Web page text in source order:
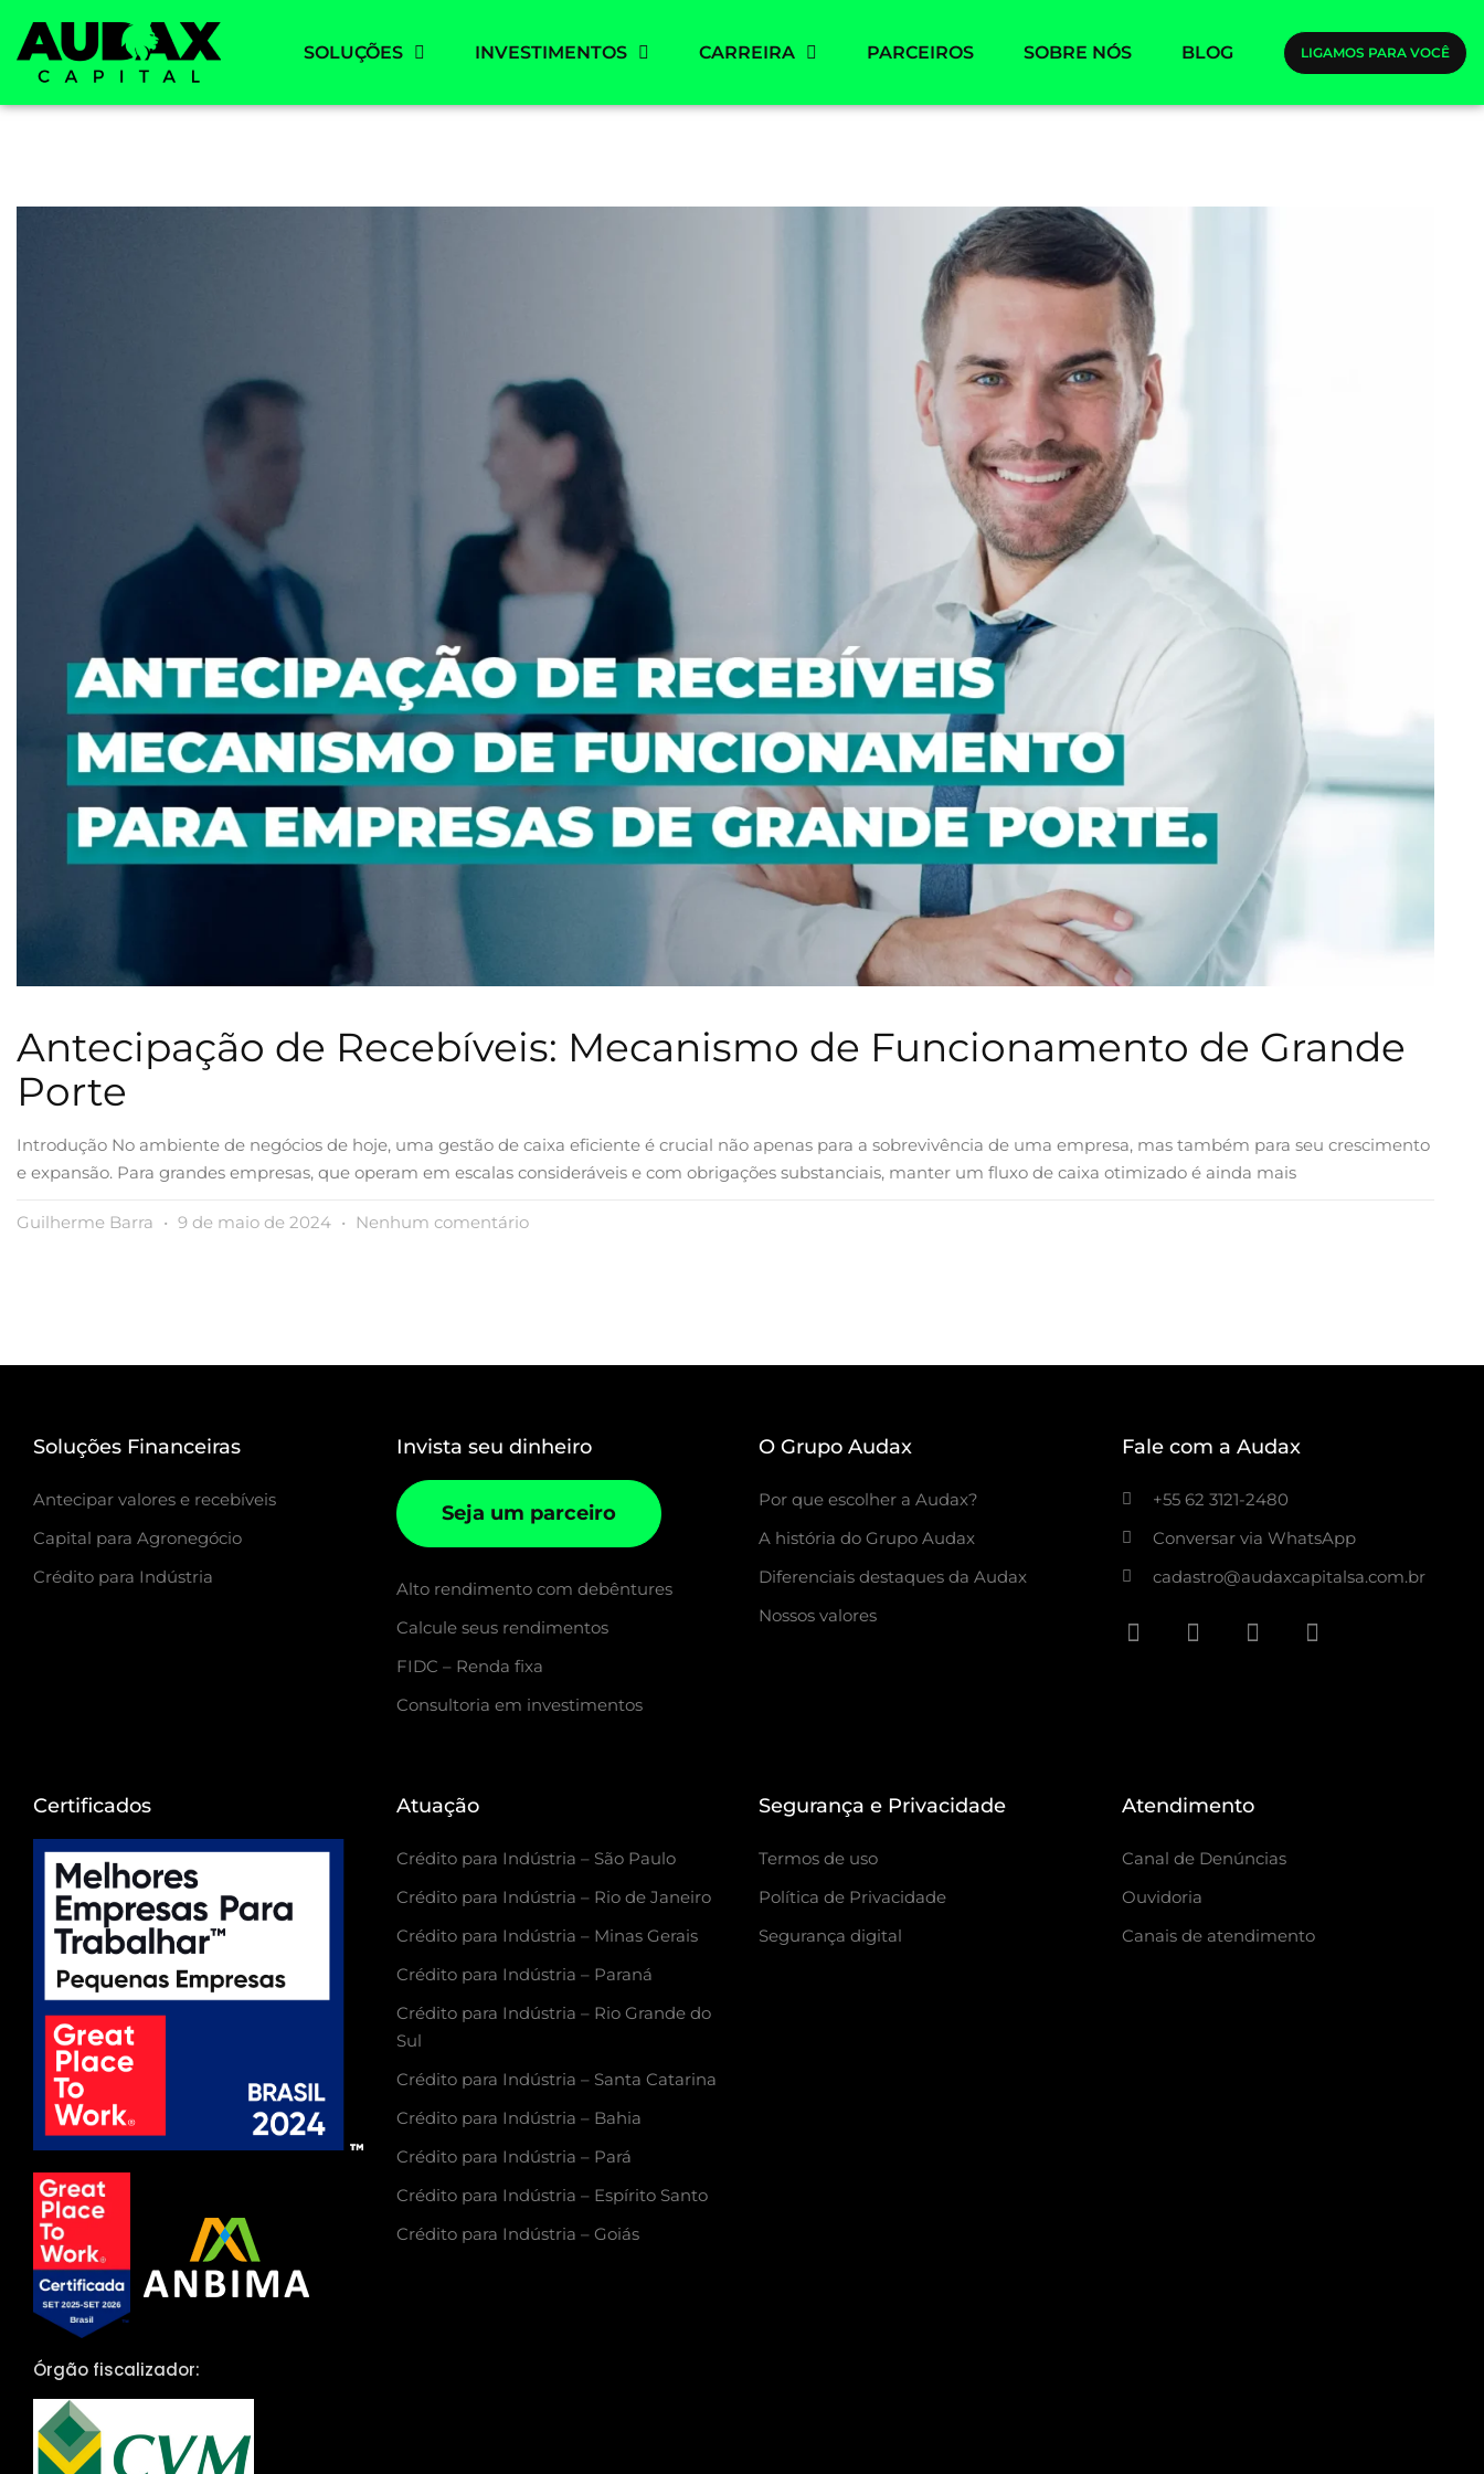
SOLUÇÕES INVESTIMENTOS CARREIRA PARCEIROS SOBRE NÓS BLOG LIGAMOS PARA VOCÊ
Antecipação de Recebíveis: Mecanismo de Funcionamento de Grande
Porte
Introdução No ambiente de negócios de hoje, uma gestão de caixa eficiente é crucial não apenas para a sobrevivência de uma empresa, mas também para seu crescimento
e expansão. Para grandes empresas, que operam em escalas consideráveis e com obrigações substanciais, manter um fluxo de caixa otimizado é ainda mais
Guilherme Barra 9 de maio de 2024 Nenhum comentário
Soluções Financeiras
Antecipar valores e recebíveis
Capital para Agronegócio
Crédito para Indústria
Invista seu dinheiro
Seja um parceiro
Alto rendimento com debêntures
Calcule seus rendimentos
FIDC – Renda fixa
Consultoria em investimentos
O Grupo Audax
Por que escolher a Audax?
A história do Grupo Audax
Diferenciais destaques da Audax
Nossos valores
Fale com a Audax
+55 62 3121-2480
Conversar via WhatsApp
cadastro@audaxcapitalsa.com.br
Certificados
Órgão fiscalizador:
Atuação
Crédito para Indústria – São Paulo
Crédito para Indústria – Rio de Janeiro
Crédito para Indústria – Minas Gerais
Crédito para Indústria – Paraná
Crédito para Indústria – Rio Grande do
Sul
Crédito para Indústria – Santa Catarina
Crédito para Indústria – Bahia
Crédito para Indústria – Pará
Crédito para Indústria – Espírito Santo
Crédito para Indústria – Goiás
Segurança e Privacidade
Termos de uso
Política de Privacidade
Segurança digital
Atendimento
Canal de Denúncias
Ouvidoria
Canais de atendimento